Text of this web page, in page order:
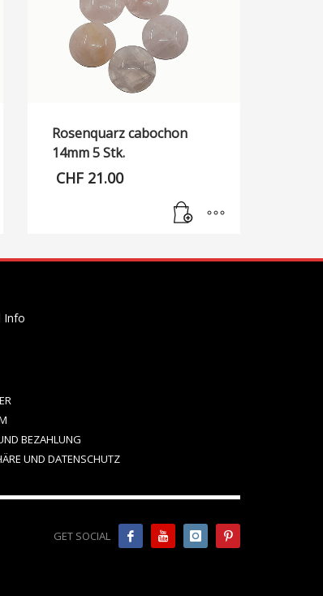
Rosenquarz cabochon
14mm 5 Stk.
CHF21.00
Info
BEZAHLUNG
UND DATENSCHUTZ
GET SOCIAL